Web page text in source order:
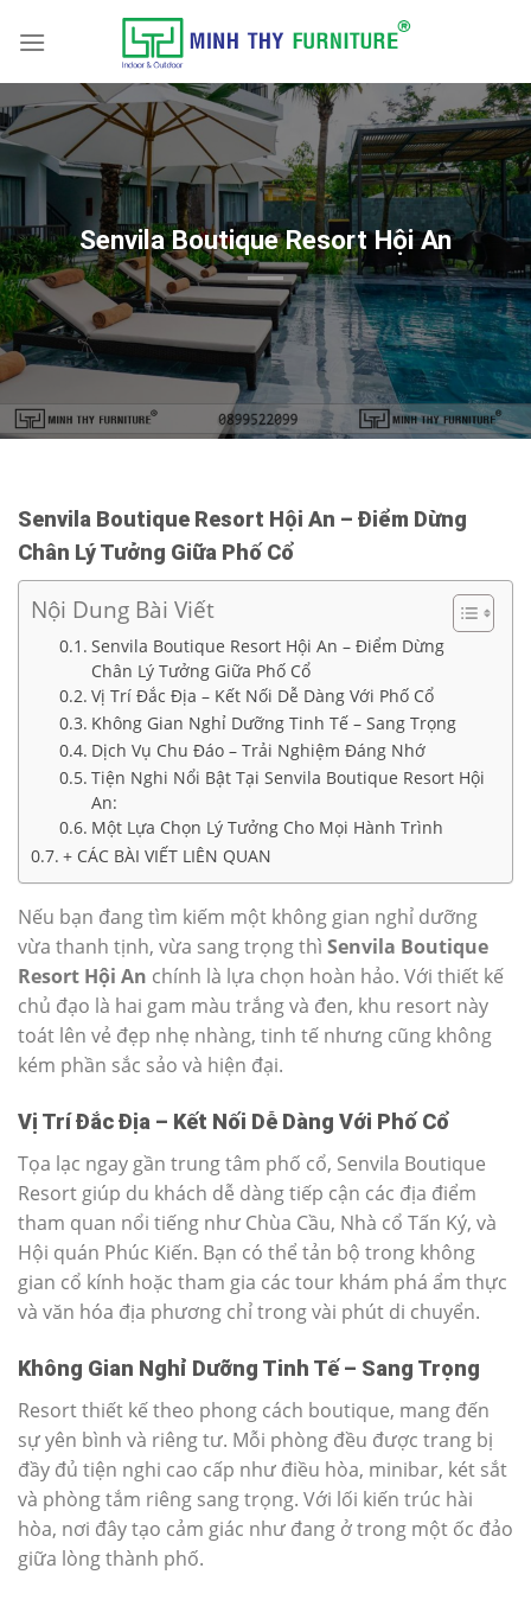
Senvila Boutique Resort Hội An
Senvila Boutique Resort Hội An – Điểm Dừng
Chân Lý Tưởng Giữa Phố Cổ
Nội Dung Bài Viết
Senvila Boutique Resort Hội An – Điểm Dừng
Chân Lý Tưởng Giữa Phố Cổ
Vị Trí Đắc Địa – Kết Nối Dễ Dàng Với Phố Cổ
Không Gian Nghỉ Dưỡng Tinh Tế – Sang Trọng
Dịch Vụ Chu Đáo – Trải Nghiệm Đáng Nhớ
Tiện Nghi Nổi Bật Tại Senvila Boutique Resort Hội
An:
Một Lựa Chọn Lý Tưởng Cho Mọi Hành Trình
+ CÁC BÀI VIẾT LIÊN QUAN
Nếu bạn đang tìm kiếm một không gian nghỉ dưỡng
vừa thanh tịnh, vừa sang trọng thì Senvila Boutique
Resort Hội An chính là lựa chọn hoàn hảo. Với thiết kế
chủ đạo là hai gam màu trắng và đen, khu resort này
toát lên vẻ đẹp nhẹ nhàng, tinh tế nhưng cũng không
kém phần sắc sảo và hiện đại.
Vị Trí Đắc Địa – Kết Nối Dễ Dàng Với Phố Cổ
Tọa lạc ngay gần trung tâm phố cổ, Senvila Boutique
Resort giúp du khách dễ dàng tiếp cận các địa điểm
tham quan nổi tiếng như Chùa Cầu, Nhà cổ Tấn Ký, và
Hội quán Phúc Kiến. Bạn có thể tản bộ trong không
gian cổ kính hoặc tham gia các tour khám phá ẩm thực
và văn hóa địa phương chỉ trong vài phút di chuyển.
Không Gian Nghỉ Dưỡng Tinh Tế – Sang Trọng
Resort thiết kế theo phong cách boutique, mang đến
sự yên bình và riêng tư. Mỗi phòng đều được trang bị
đầy đủ tiện nghi cao cấp như điều hòa, minibar, két sắt
và phòng tắm riêng sang trọng. Với lối kiến trúc hài
hòa, nơi đây tạo cảm giác như đang ở trong một ốc đảo
giữa lòng thành phố.